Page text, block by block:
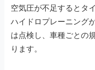
空気圧が不足するとタ
ハイドロプレーニング
は点検し、車種ごとの
ります。